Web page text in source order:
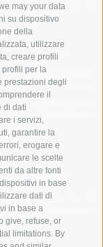
may your data
su dispositivo
della
utilizzare
creare profili
per la
prestazioni degli
il
di dati
i servizi,
garantire la
erogare e
le scelte
da altre fonti
in base
dati di
in base a
give, refuse, or
limitations. By
MOMENTI
SCIARE
ESCURSIONI
BIKE
FONDO
ACQUA DA